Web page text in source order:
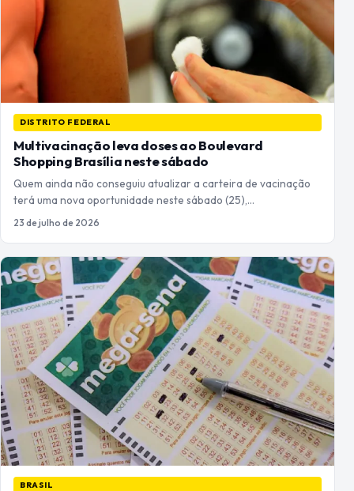
DISTRITO FEDERAL
Multivacinação leva doses ao Boulevard
Shopping Brasília neste sábado
Quem ainda não conseguiu atualizar a carteira de vacinação
terá uma nova oportunidade neste sábado (25),…
23 de julho de 2026
BRASIL